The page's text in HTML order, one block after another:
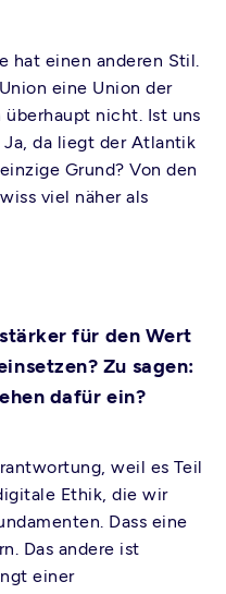
hat einen anderen Stil.
eine Union der
überhaupt nicht. Ist uns
Ja, da liegt der Atlantik
Grund? Von den
viel näher als
für den Wert
Zu sagen:
dafür ein?
weil es Teil
Ethik, die wir
Dass eine
Das andere ist
einer